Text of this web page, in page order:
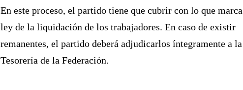
En este proceso, el partido tiene que cubrir con lo que
ley de la liquidación de los trabajadores. En caso de existir
remanentes, el partido deberá adjudicarlos íntegramente a la
Tesorería de la Federación.